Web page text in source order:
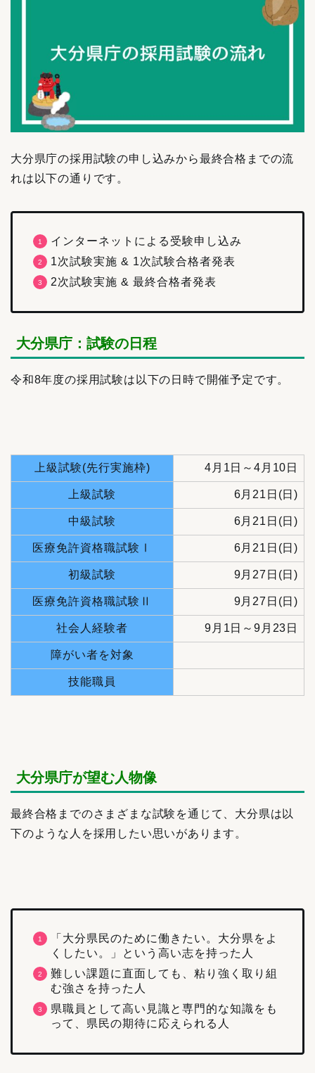
大分県庁の採用試験の申し込みから最終合格までの流
れは以下の通りです。
インターネットによる受験申し込み
1次試験実施 & 1次試験合格者発表
2次試験実施 & 最終合格者発表
大分県庁：試験の日程
令和8年度の採用試験は以下の日時で開催予定です。
上級試験(先行実施枠) 4月1日～4月10日
上級試験 6月21日(日)
中級試験 6月21日(日)
医療免許資格職試験Ⅰ 6月21日(日)
初級試験 9月27日(日)
医療免許資格職試験Ⅱ 9月27日(日)
社会人経験者 9月1日～9月23日
障がい者を対象
技能職員
大分県庁が望む人物像
最終合格までのさまざまな試験を通じて、大分県は以
下のような人を採用したい思いがあります。
「大分県民のために働きたい。大分県をよ
くしたい。」という高い志を持った人
難しい課題に直面しても、粘り強く取り組
む強さを持った人
県職員として高い見識と専門的な知識をも
って、県民の期待に応えられる人